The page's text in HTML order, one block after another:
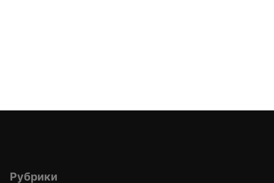
Рубрики